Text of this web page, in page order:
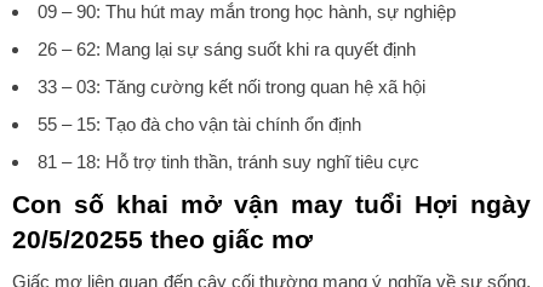
09 – 90: Thu hút may mắn trong học hành, sự nghiệp
26 – 62: Mang lại sự sáng suốt khi ra quyết định
33 – 03: Tăng cường kết nối trong quan hệ xã hội
55 – 15: Tạo đà cho vận tài chính ổn định
81 – 18: Hỗ trợ tinh thần, tránh suy nghĩ tiêu cực
Con số khai mở vận may tuổi Hợi ngày
20/5/20255 theo giấc mơ
Giấc mơ liên quan đến cây cối thường mang ý nghĩa về sự sống,